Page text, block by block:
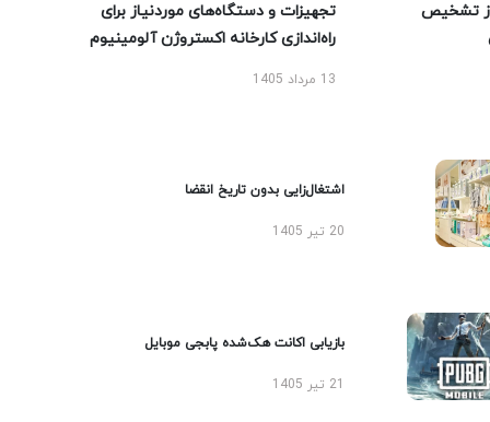
تشخیص
تجهیزات و دستگاه‌های موردنیاز برای
راه‌اندازی کارخانه اکستروژن آلومینیوم
13 مرداد 1405
اشتغال‌زایی بدون تاریخ انقضا
20 تیر 1405
بازیابی اکانت هک‌شده پابجی موبایل